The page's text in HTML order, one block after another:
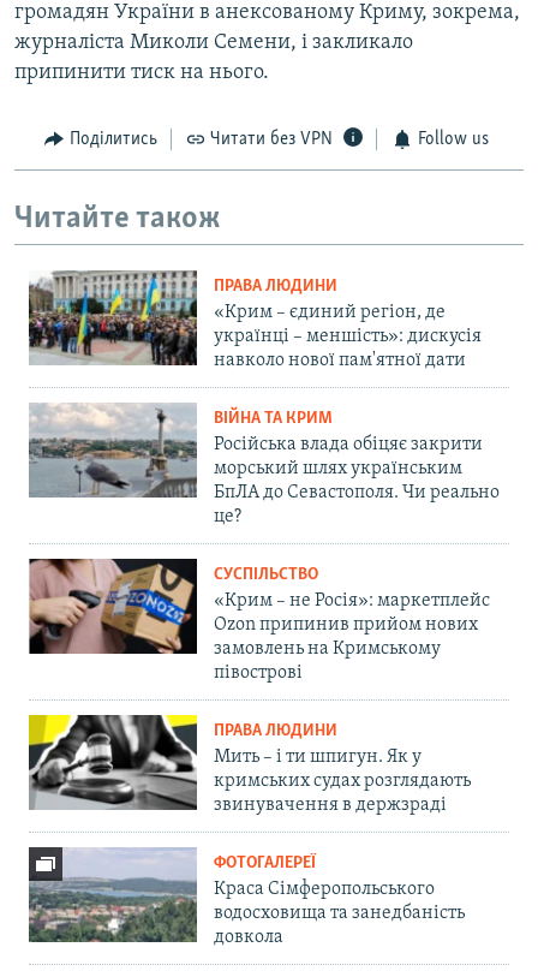
громадян України в анексованому Криму, зокрема,
журналіста Миколи Семени, і закликало
припинити тиск на нього.
Поділитись Читати без VPN Follow us
Читайте також
ПРАВА ЛЮДИНИ
«Крим – єдиний регіон, де
українці – меншість»: дискусія
навколо нової пам'ятної дати
ВІЙНА ТА КРИМ
Російська влада обіцяє закрити
морський шлях українським
БпЛА до Севастополя. Чи реально
це?
СУСПІЛЬСТВО
«Крим – не Росія»: маркетплейс
Ozon припинив прийом нових
замовлень на Кримському
півострові
ПРАВА ЛЮДИНИ
Мить – і ти шпигун. Як у
кримських судах розглядають
звинувачення в держзраді
ФОТОГАЛЕРЕЇ
Краса Сімферопольського
водосховища та занедбаність
довкола